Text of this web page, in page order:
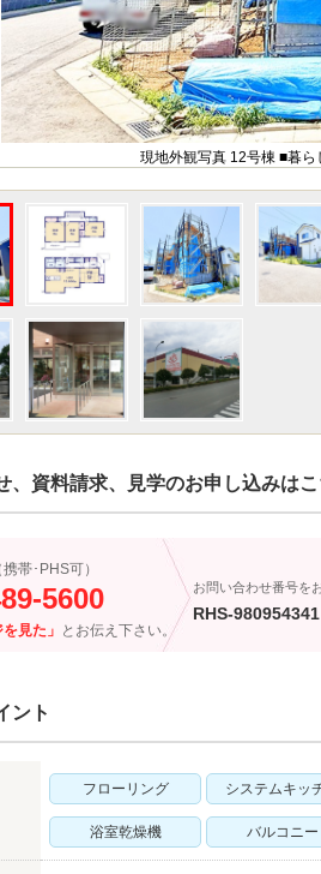
現地外観写真 12号棟 ■暮
、資料請求、見学のお申し込みは
帯･PHS可）
5600
見た」 とお伝え下さい。
お問い合わせ番号を
RHS-980954341
ント
フローリング システムキッ
浴室乾燥機 バルコニー